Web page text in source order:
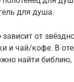
для душа.
от
и чай/кофе. В
найти библию,